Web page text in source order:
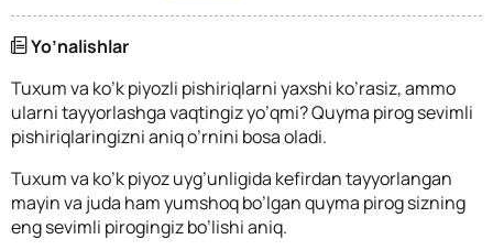
Yo’nalishlar
Tuxum va ko’k piyozli pishiriqlarni yaxshi ko’rasiz, ammo
ularni tayyorlashga vaqtingiz yo’qmi? Quyma pirog sevimli
pishiriqlaringizni aniq o’rnini bosa oladi.
Tuxum va ko’k piyoz uyg’unligida kefirdan tayyorlangan
mayin va juda ham yumshoq bo’lgan quyma pirog sizning
eng sevimli pirogingiz bo’lishi aniq.